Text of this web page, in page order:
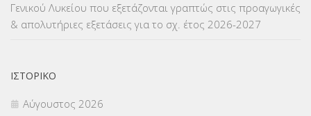
ΜΕΤΑΦΟΡΑ ΜΑΘΗΤΩΝ(3)
ΟΙΚΟΝΟΜΙΚΑ ΘΕΜΑΤΑ
Π.Ε.Κ. ΗΡΑΚΛΕΙΟΥ
Γενικού Λυκείου που εξετάζονται γραπτώς στις προαγωγικές
& απολυτήριες εξετάσεις για το σχ. έτος 2026-2027
ΙΣΤΟΡΙΚΌ
Αύγουστος 2026